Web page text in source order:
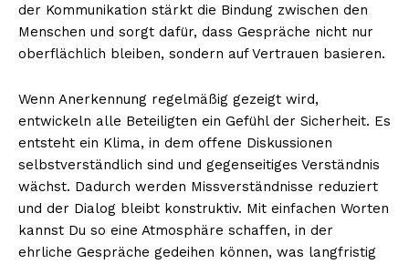
der Kommunikation stärkt die Bindung zwischen den
Menschen und sorgt dafür, dass Gespräche nicht nur
oberflächlich bleiben, sondern auf Vertrauen basieren.
Wenn Anerkennung regelmäßig gezeigt wird,
entwickeln alle Beteiligten ein Gefühl der Sicherheit. Es
entsteht ein Klima, in dem offene Diskussionen
selbstverständlich sind und gegenseitiges Verständnis
wächst. Dadurch werden Missverständnisse reduziert
und der Dialog bleibt konstruktiv. Mit einfachen Worten
kannst Du so eine Atmosphäre schaffen, in der
ehrliche Gespräche gedeihen können, was langfristig